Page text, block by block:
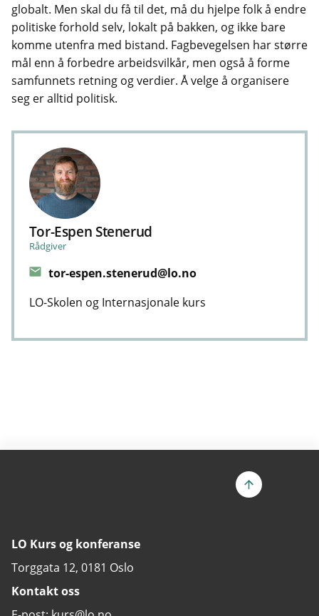
globalt. Men skal du få til det, må du hjelpe folk å endre
politiske forhold selv, lokalt på bakken, og ikke bare
komme utenfra med bistand. Fagbevegelsen har større
mål enn å forbedre arbeidsvilkår, men også å forme
samfunnets retning og verdier. Å velge å organisere
seg er alltid politisk.
Tor-Espen Stenerud
Rådgiver
tor-espen.stenerud@lo.no
LO-Skolen og Internasjonale kurs
LO Kurs og konferanse
Torggata 12, 0181 Oslo
Kontakt oss